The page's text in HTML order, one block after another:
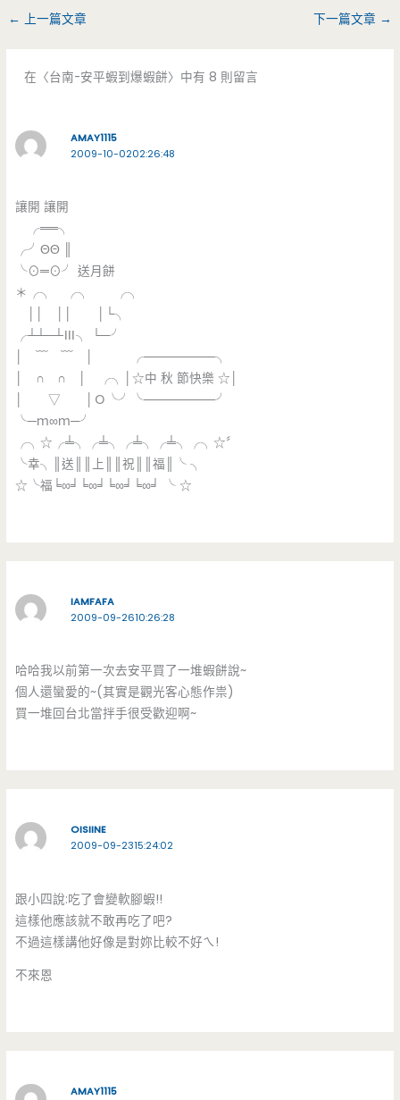
← 上一篇文章 下一篇文章 →
在〈台南-安平蝦到爆蝦餅〉中有 8 則留言
AMAY1115
2009-10-0202:26:48
讓開 讓開
╭══╮
╭╯ΘΘ ║
╰⊙═⊙╯ 送月餅
＊╭╮ ╭╮ ╭╮
││ ││ │└╮
╭┴┴─┴Ⅲ╮ └─╯
│ ﹋ ﹋ │ ╭────────╮
│ ∩ ∩ │ ╭╮│☆中 秋 節快樂 ☆│
│ ▽ │Ｏ╰╯╰────────╯
╰─ｍ∞ｍ─╯
╭╮☆╭╧╮╭╧╮╭╧╮╭╧╮╭╮☆〞
╰幸╮║送║║上║║祝║║福║╰ ╮
☆╰福╘∞╛╘∞╛╘∞╛╘∞╛ ╰ ☆
IAMFAFA
2009-09-2610:26:28
哈哈我以前第一次去安平買了一堆蝦餅說~
個人還蠻愛的~(其實是觀光客心態作祟)
買一堆回台北當拌手很受歡迎啊~
OISIINE
2009-09-2315:24:02
跟小四說:吃了會變軟腳蝦!!
這樣他應該就不敢再吃了吧?
不過這樣講他好像是對妳比較不好ㄟ!
不來恩
AMAY1115